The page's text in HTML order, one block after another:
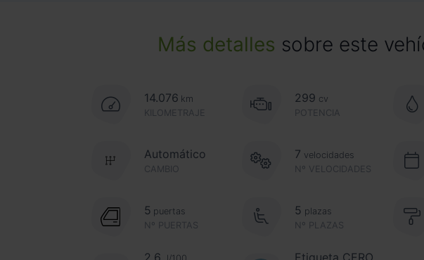
Más detalles sobre este
14.076 km
KILOMETRAJE
299 cv
POTENCIA
CAMBIO
Automático
Nº VELOCIDADES
7 velocidades
Nº PUERTAS
5 puertas
Nº PLAZAS
5 plazas